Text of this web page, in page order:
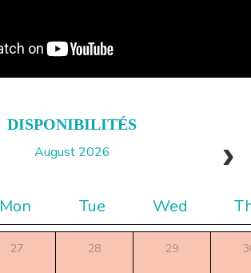
DISPONIBILITÉS
August 2026
Mon Tue Wed
27 28 29